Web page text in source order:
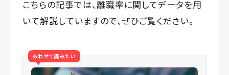
こちらの記事では、離職率に関してデータを用
いて解説していますので、ぜひご覧ください。
あわせて読みたい